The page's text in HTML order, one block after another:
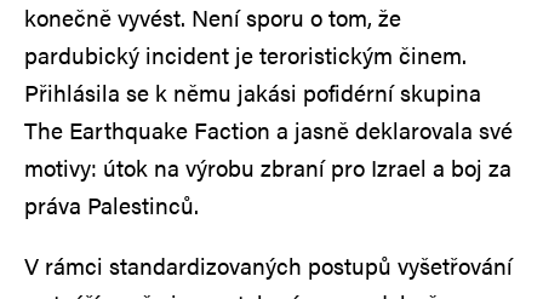
konečně vyvést. Není sporu o tom, že
pardubický incident je teroristickým činem.
Přihlásila se k němu jakási pofidérní skupina
The Earthquake Faction a jasně deklarovala své
motivy: útok na výrobu zbraní pro Izrael a boj za
práva Palestinců.
V rámci standardizovaných postupů vyšetřování